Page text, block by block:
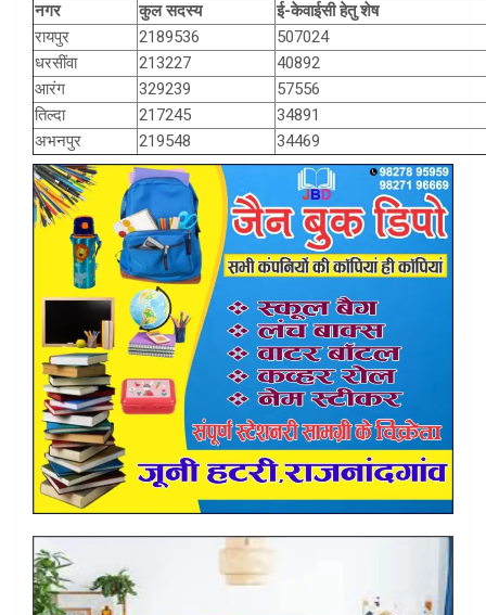
नगर कुल सदस्य
ई-केवाईसी हेतु शेष
रायपुर
2189536
507024
धरसींवा
213227
40892
आरंग
329239
57556
तिल्दा
217245
34891
अभनपुर
219548 34469